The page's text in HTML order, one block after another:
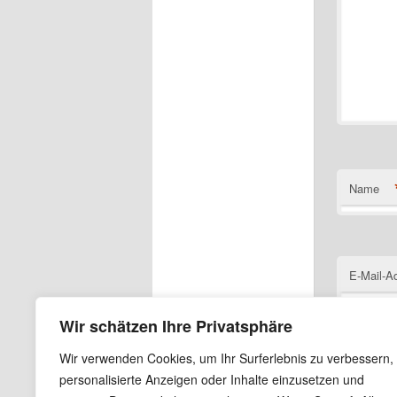
Wir schätzen Ihre Privatsphäre
Wir verwenden Cookies, um Ihr Surferlebnis zu verbessern,
personalisierte Anzeigen oder Inhalte einzusetzen und
Name
E-Mail-
Website